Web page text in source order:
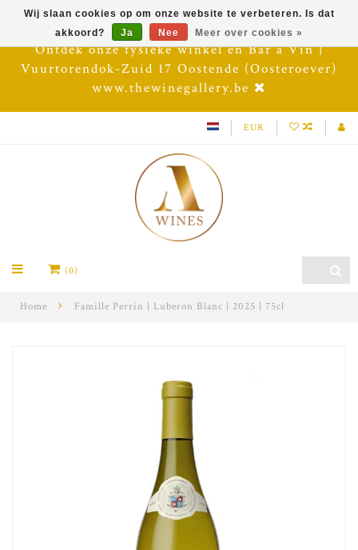
Ontdek onze fysieke winkel en Bar à Vin |
Vuurtorendok-Zuid 17 Oostende (Oosteroever)
www.thewinegallery.be
EUR
(0)
Home Famille Perrin | Luberon Blanc | 2025 | 75cl
Wij slaan cookies op om onze website te verbeteren. Is dat
akkoord?
Ja Nee Meer over cookies »